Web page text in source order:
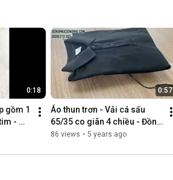
Gặp Thảo
4 Trịnh Đình Thảo, p Hòa Thạnh, q Tân
0:18
gồm 1
-
0:57
Áo thun trơn - Vải cá sấu
65/35 co giãn 4 chiều - Đồng
phục Song Phú
86 views • 5 years ago